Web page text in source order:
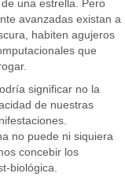
una estrella. Pero
avanzadas existan a
habiten agujeros
que
significar no la
de nuestras
no puede ni siquiera
concebir los
biológica.